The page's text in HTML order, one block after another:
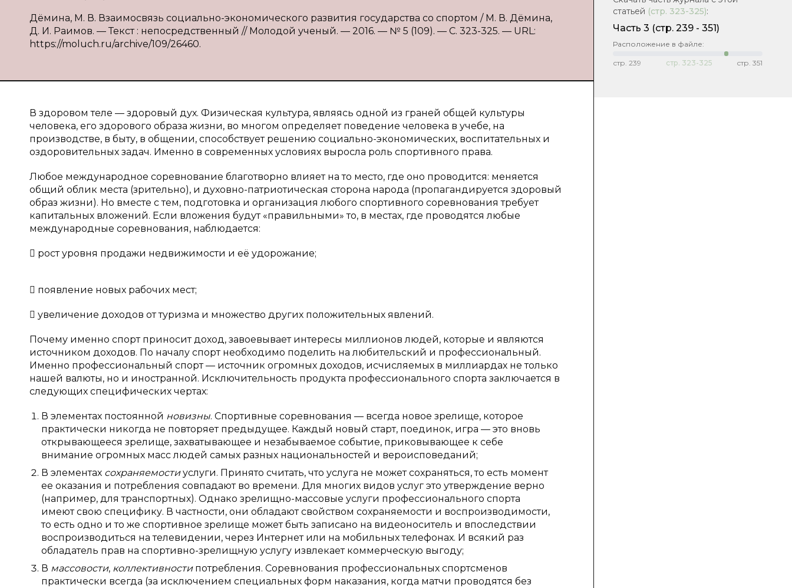
Дёмина, М. В. Взаимосвязь социально-экономического развития государства со спортом / М. В. Дёмина,
Д. И. Раимов. — Текст : непосредственный // Молодой ученый. — 2016. — № 5 (109). — С. 323-325. — URL:
https://moluch.ru/archive/109/26460.
В здоровом теле — здоровый дух. Физическая культура, являясь одной из граней общей культуры
человека, его здорового образа жизни, во многом определяет поведение человека в учебе, на
производстве, в быту, в общении, способствует решению социально-экономических, воспитательных и
оздоровительных задач. Именно в современных условиях выросла роль спортивного права.
Любое международное соревнование благотворно влияет на то место, где оно проводится: меняется
общий облик места (зрительно), и духовно-патриотическая сторона народа (пропагандируется здоровый
образ жизни). Но вместе с тем, подготовка и организация любого спортивного соревнования требует
капитальных вложений. Если вложения будут «правильными» то, в местах, где проводятся любые
международные соревнования, наблюдается:
 рост уровня продажи недвижимости и её удорожание;
 появление новых рабочих мест;
 увеличение доходов от туризма и множество других положительных явлений.
Почему именно спорт приносит доход, завоевывает интересы миллионов людей, которые и являются
источником доходов. По началу спорт необходимо поделить на любительский и профессиональный.
Именно профессиональный спорт — источник огромных доходов, исчисляемых в миллиардах не только
нашей валюты, но и иностранной. Исключительность продукта профессионального спорта заключается в
следующих специфических чертах:
В элементах постоянной новизны. Спортивные соревнования — всегда новое зрелище, которое
практически никогда не повторяет предыдущее. Каждый новый старт, поединок, игра — это вновь
открывающееся зрелище, захватывающее и незабываемое событие, приковывающее к себе
внимание огромных масс людей самых разных национальностей и вероисповеданий;
В элементах сохраняемостиуслуги. Принято считать, что услуга не может сохраняться, то есть момент
ее оказания и потребления совпадают во времени. Для многих видов услуг это утверждение верно
(например, для транспортных). Однако зрелищно-массовые услуги профессионального спорта
имеют свою специфику. В частности, они обладают свойством сохраняемости и воспроизводимости,
то есть одно и то же спортивное зрелище может быть записано на видеоноситель и впоследствии
воспроизводиться на телевидении, через Интернет или на мобильных телефонах. И всякий раз
обладатель прав на спортивно-зрелищную услугу извлекает коммерческую выгоду;
В массовости, коллективностипотребления. Соревнования профессиональных спортсменов
практически всегда (за исключением специальных форм наказания, когда матчи проводятся без
статьей (стр. 323-325):
Часть 3 (cтр. 239 - 351)
Расположение в файле:
стр. 239 стр. 323-325 стр. 351